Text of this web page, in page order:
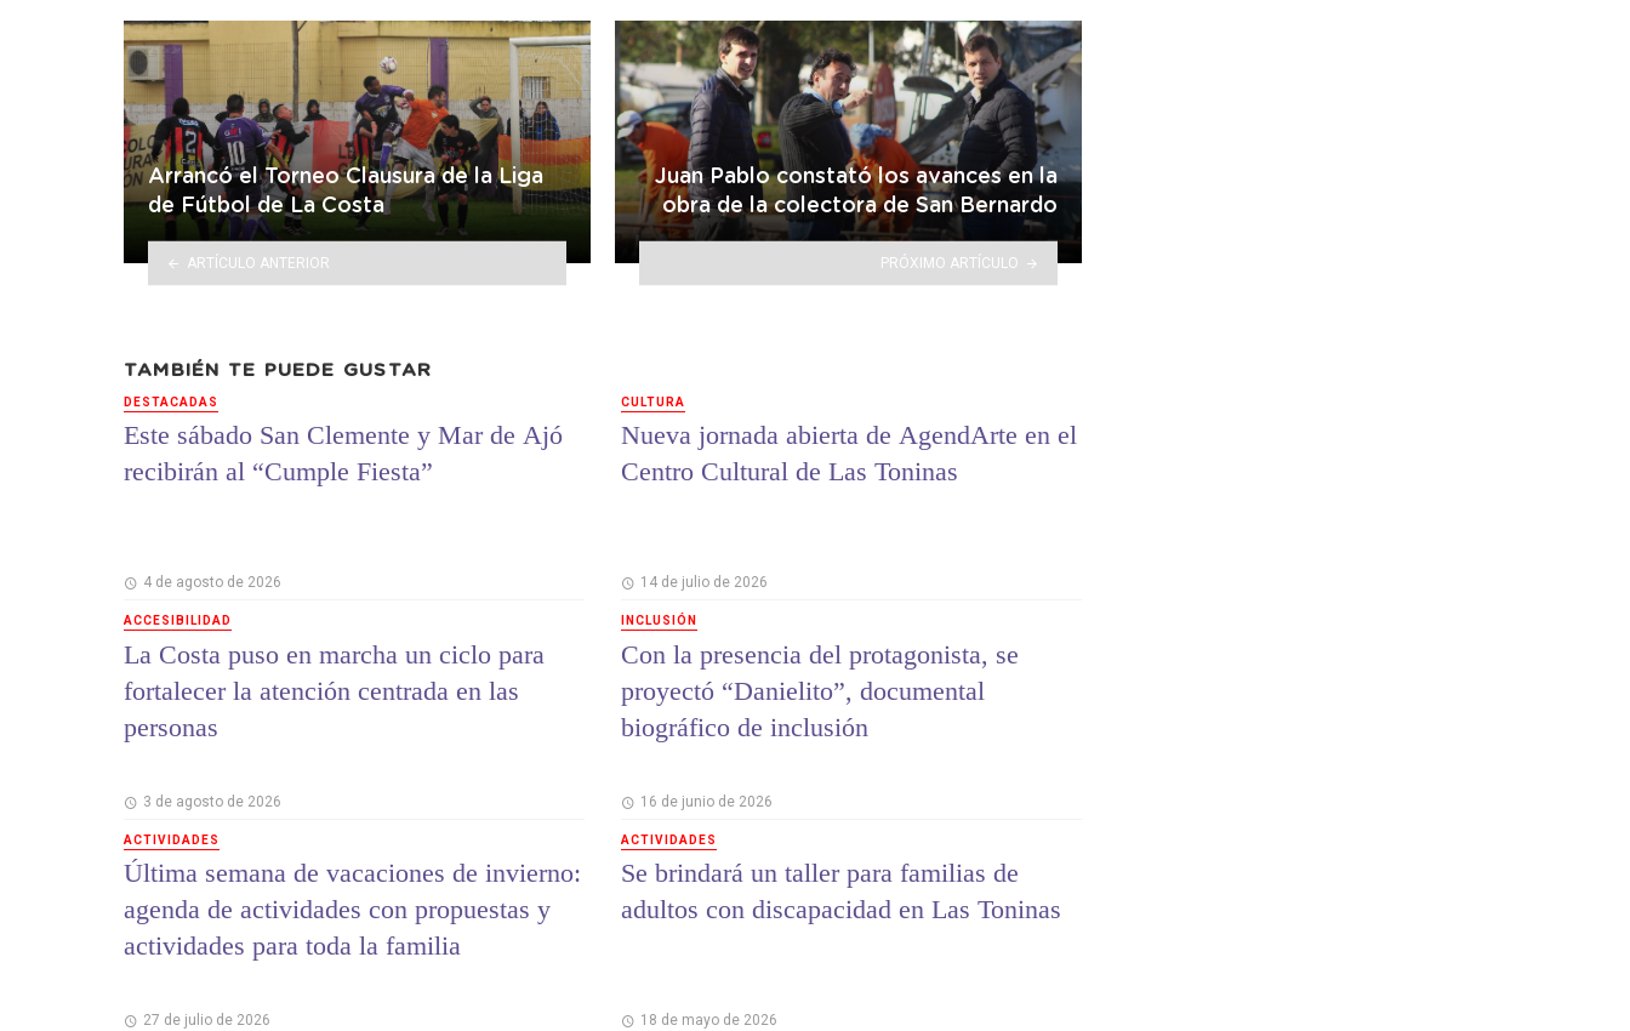
Arrancó el Torneo Clausura de la Liga
de Fútbol de La Costa
ARTÍCULO ANTERIOR
Juan Pablo constató los avances en la
obra de la colectora de San Bernardo
PRÓXIMO ARTÍCULO
TAMBIÉN TE PUEDE GUSTAR
DESTACADAS
Este sábado San Clemente y Mar de Ajó
recibirán al “Cumple Fiesta”
4 de agosto de 2026
ACCESIBILIDAD
La Costa puso en marcha un ciclo para
fortalecer la atención centrada en las
personas
3 de agosto de 2026
ACTIVIDADES
Última semana de vacaciones de invierno:
agenda de actividades con propuestas y
actividades para toda la familia
27 de julio de 2026
CULTURA
Nueva jornada abierta de AgendArte en el
Centro Cultural de Las Toninas
14 de julio de 2026
INCLUSIÓN
Con la presencia del protagonista, se
proyectó “Danielito”, documental
biográfico de inclusión
16 de junio de 2026
ACTIVIDADES
Se brindará un taller para familias de
adultos con discapacidad en Las Toninas
18 de mayo de 2026